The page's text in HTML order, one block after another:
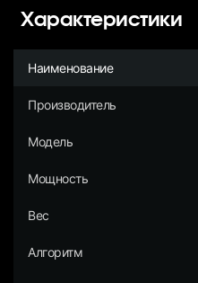
Характеристики
Наименование
Производитель
Модель
Мощность
Вес
Алгоритм